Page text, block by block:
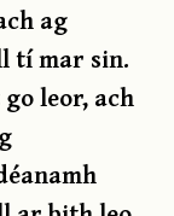
ag
tí mar sin.
leor, ach